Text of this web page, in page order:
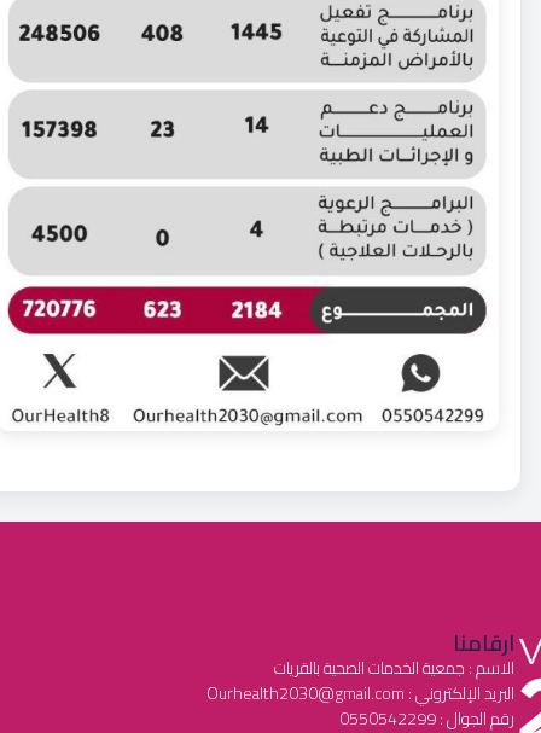
ارقامنا
الاسم : جمعية الخدمات الصحية بالقريات
البريد الإلكتروني : Ourhealth2030@gmail.com
رقم الجوال : 0550542299